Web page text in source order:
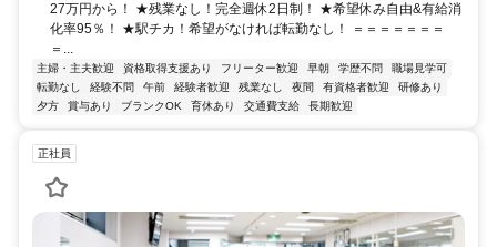
27万円から！ ★残業なし！完全週休2日制！ ★希望休み自由&有給消
化率95％！ ★駅チカ！希望がなければ転勤なし！ ＝＝＝＝＝＝＝
＝...
主婦・主夫歓迎 資格取得支援あり フリーター歓迎 早朝 学歴不問
職場見学可
転勤なし
経験不問 午前 経験者歓迎 残業なし 夜間 有資格者歓迎
研修あり
夕方
賞与あり ブランクOK 育休あり 交通費支給 長期歓迎
正社員